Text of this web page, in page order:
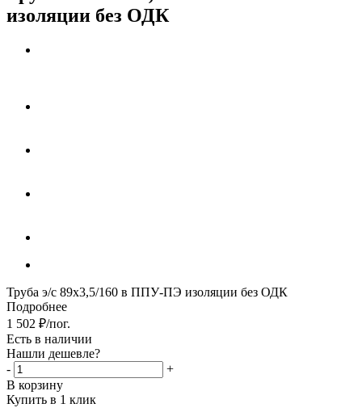
изоляции без ОДК
Труба э/с 89х3,5/160 в ППУ-ПЭ изоляции без ОДК
Подробнее
1 502 ₽/пог.
Есть в наличии
Нашли дешевле?
-
+
В корзину
Купить в 1 клик